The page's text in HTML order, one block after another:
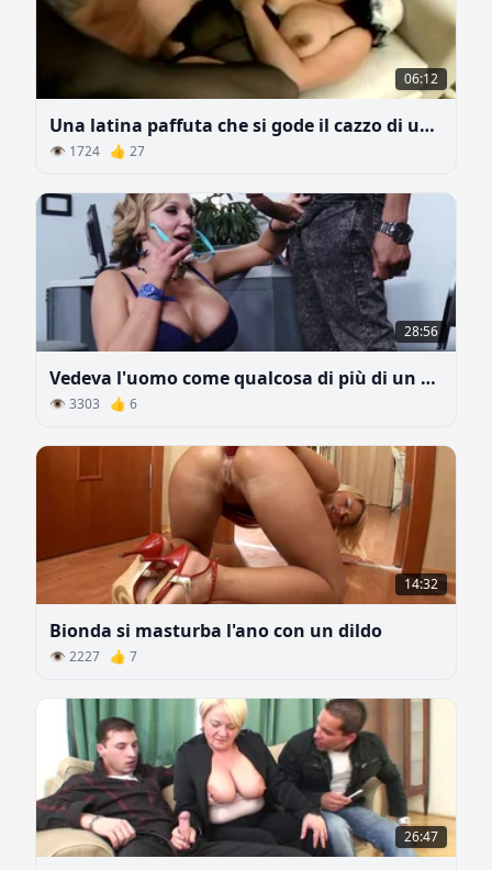
06:12
Una latina paffuta che si gode il cazzo di un culturisto
👁 1724 👍 27
28:56
Vedeva l'uomo come qualcosa di più di un semplice impiegato.
👁 3303 👍 6
14:32
Bionda si masturba l'ano con un dildo
👁 2227 👍 7
26:47